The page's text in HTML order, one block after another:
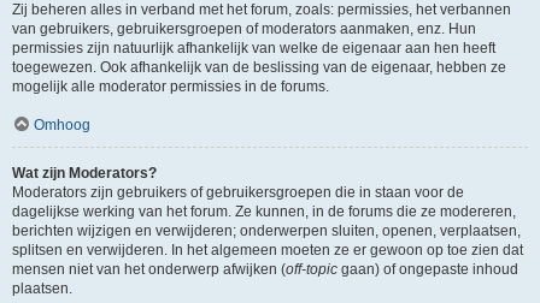
Zij beheren alles in verband met het forum, zoals: permissies, het verbannen
van gebruikers, gebruikersgroepen of moderators aanmaken, enz. Hun
permissies zijn natuurlijk afhankelijk van welke de eigenaar aan hen heeft
toegewezen. Ook afhankelijk van de beslissing van de eigenaar, hebben ze
mogelijk alle moderator permissies in de forums.
Omhoog
Wat zijn Moderators?
Moderators zijn gebruikers of gebruikersgroepen die in staan voor de
dagelijkse werking van het forum. Ze kunnen, in de forums die ze modereren,
berichten wijzigen en verwijderen; onderwerpen sluiten, openen, verplaatsen,
splitsen en verwijderen. In het algemeen moeten ze er gewoon op toe zien dat
mensen niet van het onderwerp afwijken (off-topic gaan) of ongepaste inhoud
plaatsen.